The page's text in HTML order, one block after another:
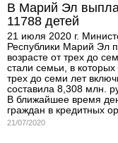
В Марий Эл
11788 детей
21 июля 2020 г.
Республики Марий Эл
возрасте от трех до
стали семьи, в
трех до семи лет
составила 8,308 млн.
В ближайшее время
граждан в кредитных
21/07/2020